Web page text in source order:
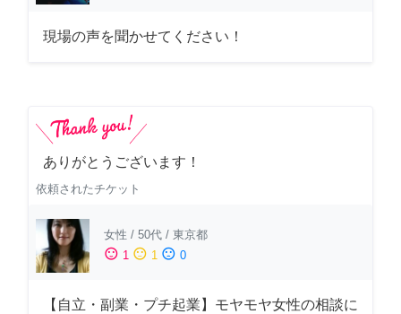
現場の声を聞かせてください！
ありがとうございます！
依頼されたチケット
女性 / 50代 / 東京都
sentiment_satisfied 1 sentiment_neutral 1 sentiment_dissatisfied 0
【自立・副業・プチ起業】モヤモヤ女性の相談に